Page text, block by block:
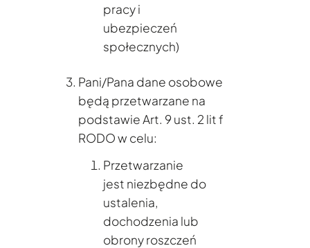
pracy i
ubezpieczeń
społecznych)
Pani/Pana dane osobowe
będą przetwarzane na
podstawie Art. 9 ust. 2 lit f
RODO w celu:
Przetwarzanie
jest niezbędne do
ustalenia,
dochodzenia lub
obrony roszczeń